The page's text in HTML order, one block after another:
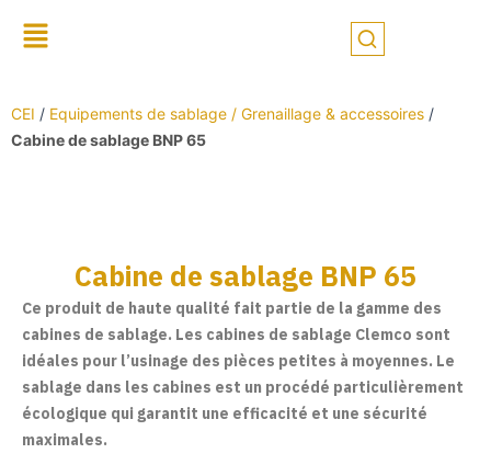
CEI / Equipements de sablage / Grenaillage & accessoires /
Cabine de sablage BNP 65
Cabine de sablage BNP 65
Ce produit de haute qualité fait partie de la gamme des
cabines de sablage. Les cabines de sablage Clemco sont
idéales pour l’usinage des pièces petites à moyennes. Le
sablage dans les cabines est un procédé particulièrement
écologique qui garantit une efficacité et une sécurité
maximales.